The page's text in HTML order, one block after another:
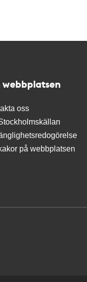
webbplatsen
oss
på webbplatsen